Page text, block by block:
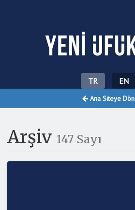
TR EN
Ana Siteye Dön
Arşiv 147 Sayı